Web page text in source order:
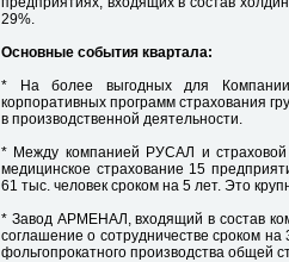
29%.
Основные события квартала:
* На более выгодных для
корпоративных программ страхования
в производственной деятельности.
* Между компанией РУСАЛ и
медицинское страхование 15
61 тыс. человек сроком на 5 лет. Это
* Завод АРМЕНАЛ, входящий в состав
соглашение о сотрудничестве сроком
фольгопрокатного производства общей